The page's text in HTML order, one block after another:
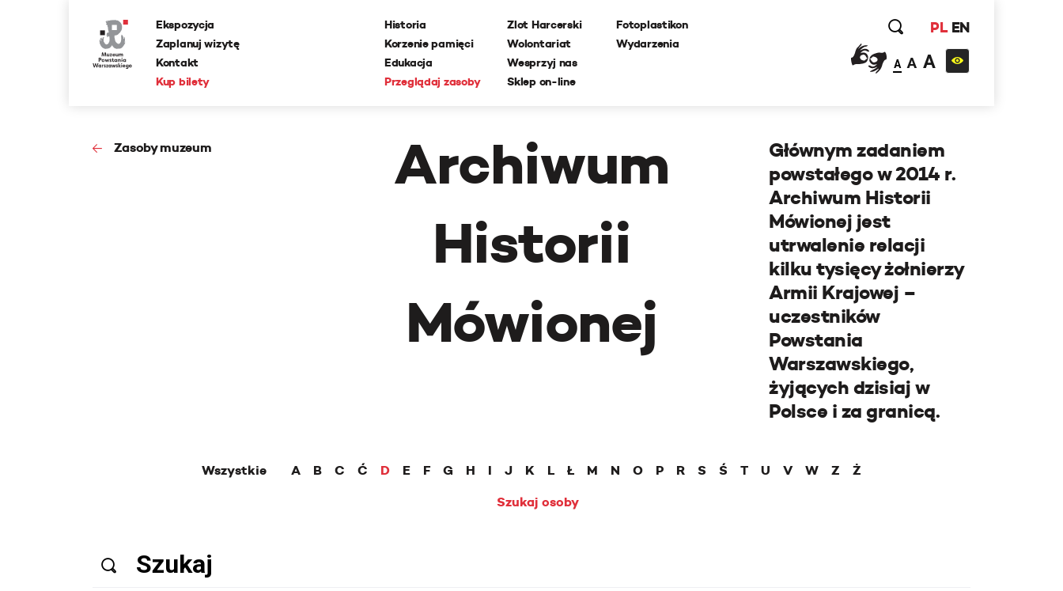
Ekspozycja
Zaplanuj wizytę
Kontakt
Kup bilety
Historia
Korzenie pamięci
Edukacja
Przeglądaj zasoby
Zlot Harcerski
Wolontariat
Wesprzyj nas
Sklep on-line
Fotoplastikon
Wydarzenia
PL EN
A A A
Zasoby muzeum
Archiwum
Historii
Mówionej
Głównym zadaniem
powstałego w 2014 r.
Archiwum Historii
Mówionej jest
utrwalenie relacji
kilku tysięcy żołnierzy
Armii Krajowej –
uczestników
Powstania
Warszawskiego,
żyjących dzisiaj w
Polsce i za granicą.
Wszystkie A B C Ć D E F G H I J K L Ł M N O P R S Ś T U V W Z
Ż
Szukaj osoby